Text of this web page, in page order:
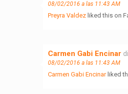
08/02/2016 a las 11:43 AM
Preyra Valdez liked this on
Carmen Gabi Encinar
08/02/2016 a las 11:43 AM
Carmen Gabi Encinarliked